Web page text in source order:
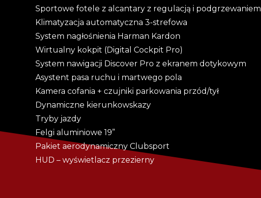
Sportowe fotele z alcantary z regulacją i podgrzewaniem
Klimatyzacja automatyczna 3-strefowa
System nagłośnienia Harman Kardon
Wirtualny kokpit (Digital Cockpit Pro)
System nawigacji Discover Pro z ekranem dotykowym
Asystent pasa ruchu i martwego pola
Kamera cofania + czujniki parkowania przód/tył
Dynamiczne kierunkowskazy
Tryby jazdy
Felgi aluminiowe 19”
Pakiet aerodynamiczny Clubsport
HUD – wyświetlacz przezierny